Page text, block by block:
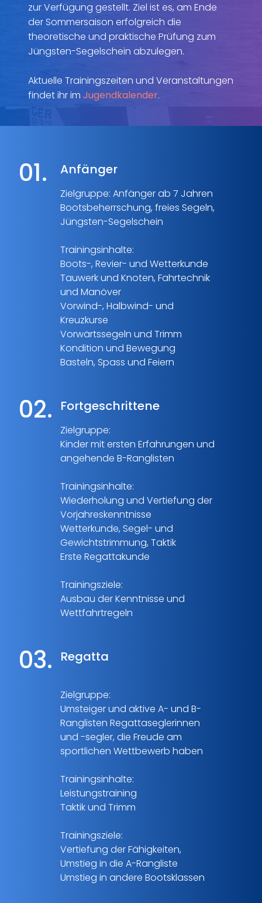
zur Verfügung gestellt. Ziel ist es, am Ende
der Sommersaison erfolgreich die
theoretische und praktische Prüfung zum
Jüngsten-Segelschein abzulegen.
Aktuelle Trainingszeiten und Veranstaltungen
findet ihr im Jugendkalender.
01. Anfänger
Zielgruppe: Anfänger ab 7 Jahren
Bootsbeherrschung, freies Segeln,
Jüngsten-Segelschein
Trainingsinhalte:
Boots-, Revier- und Wetterkunde
Tauwerk und Knoten, Fahrtechnik
und Manöver
Vorwind-, Halbwind- und
Kreuzkurse
Vorwärtssegeln und Trimm
Kondition und Bewegung
Basteln, Spass und Feiern
02. Fortgeschrittene
Zielgruppe:
Kinder mit ersten Erfahrungen und
angehende B-Ranglisten
Trainingsinhalte:
Wiederholung und Vertiefung der
Vorjahreskenntnisse
Wetterkunde, Segel- und
Gewichtstrimmung, Taktik
Erste Regattakunde
Trainingsziele:
Ausbau der Kenntnisse und
Wettfahrtregeln
03. Regatta
Zielgruppe:
Umsteiger und aktive A- und B-
Ranglisten Regattaseglerinnen
und -segler, die Freude am
sportlichen Wettbewerb haben
Trainingsinhalte:
Leistungstraining
Taktik und Trimm
Trainingsziele:
Vertiefung der Fähigkeiten,
Umstieg in die A-Rangliste
Umstieg in andere Bootsklassen